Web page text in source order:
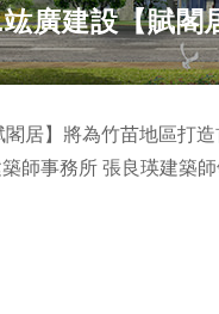
廣建設【賦閣
居】將為竹苗地區打
師事務所 張良瑛建築師